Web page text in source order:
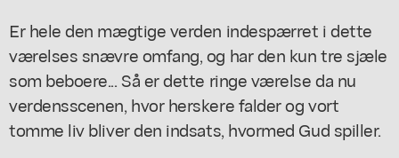
Er hele den mægtige verden indespærret i dette
værelses snævre omfang, og har den kun tre sjæle
som beboere... Så er dette ringe værelse da nu
verdensscenen, hvor herskere falder og vort
tomme liv bliver den indsats, hvormed Gud spiller.